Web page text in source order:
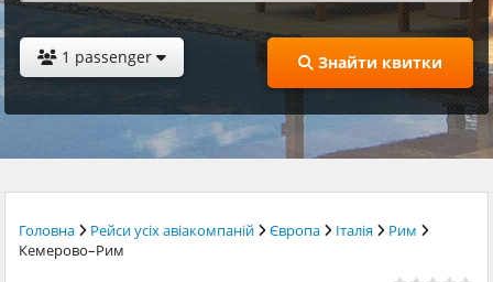
1 passenger Знайти квитки
Головна Рейси усіх авіакомпаній Європа Італія
Рим
Кемерово–Рим